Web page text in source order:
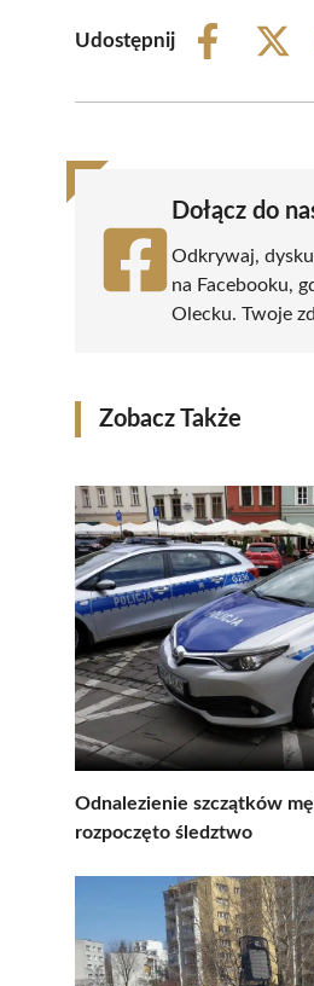
Udostępnij
Share
Share
Dołącz do
Odkrywaj,
na Facebooku,
Olecku. Twoje
Zobacz Także
Odnalezienie szczątków
rozpoczęto śledztwo